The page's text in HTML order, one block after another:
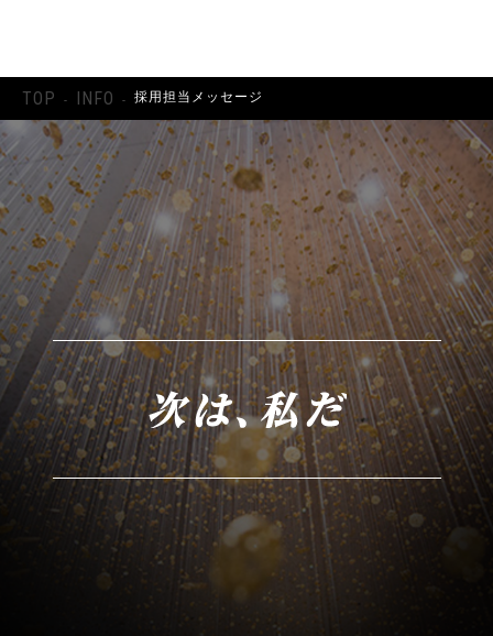
TOP INFO 採用担当メッセージ